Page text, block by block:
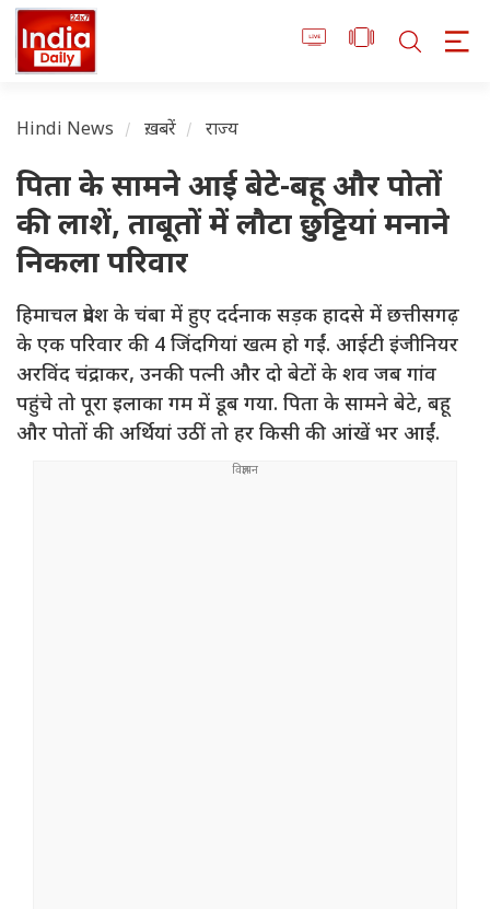
Hindi News ख़बरें राज्य
पिता के सामने आई बेटे-बहू और पोतों
की लाशें, ताबूतों में लौटा छुट्टियां मनाने
निकला परिवार
हिमाचल प्रदेश के चंबा में हुए दर्दनाक सड़क हादसे में छत्तीसगढ़
के एक परिवार की 4 जिंदगियां खत्म हो गईं. आईटी इंजीनियर
अरविंद चंद्राकर, उनकी पत्नी और दो बेटों के शव जब गांव
पहुंचे तो पूरा इलाका गम में डूब गया. पिता के सामने बेटे, बहू
और पोतों की अर्थियां उठीं तो हर किसी की आंखें भर आईं.